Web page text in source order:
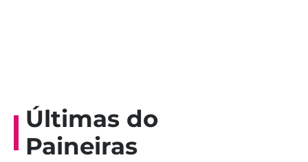
Últimas do
Paineiras